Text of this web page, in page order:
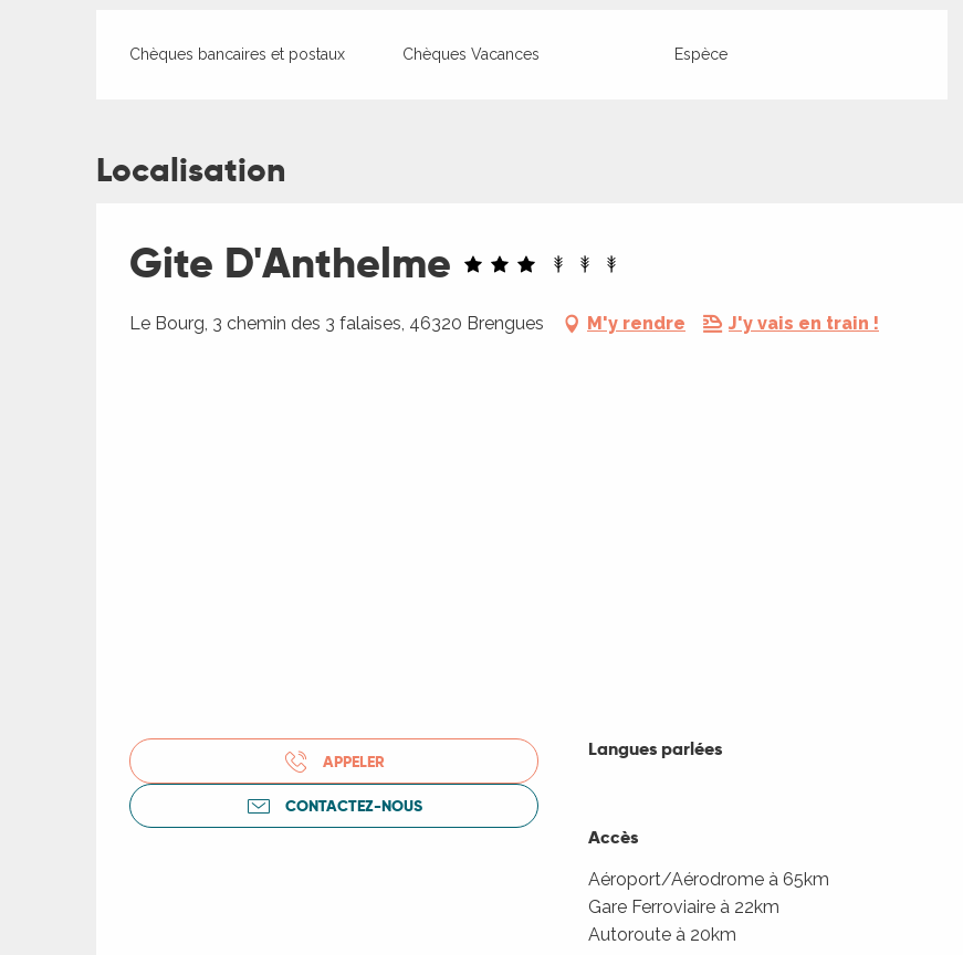
Chèques bancaires et postaux Chèques Vacances Espèce
Localisation
Gite D'Anthelme
Le Bourg, 3 chemin des 3 falaises, 46320 Brengues M'y rendre J'y vais en train !
APPELER
CONTACTEZ-NOUS
Langues parlées
Langues parlées
Accès
Accès
Aéroport/Aérodrome à 65km
Gare Ferroviaire à 22km
Autoroute à 20km